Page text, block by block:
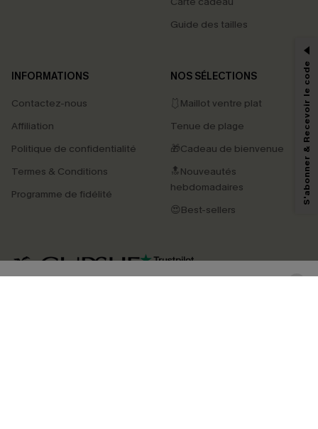
Guide des tailles
INFORMATIONS
Contactez-nous
Affiliation
Politique de confidentialité
Termes & Conditions
Programme de fidélité
NOS SÉLECTIONS
🩱Maillot ventre plat
Tenue de plage
🎁Cadeau de bienvenue
🔝Nouveautés
hebdomadaires
😍Best-sellers
4.3
PROFITEZ DE -15%
marketing (y compris du contenu généré par l'IA) de Cupshe et
pouvons utiliser les données collectées sur notre site ainsi que des
savoir si ceux-ci ont été ouverts, de mesurer votre engagement, de
personnaliser nos contenus et nos offres, et de vous recommander des
produits susceptibles de vous intéresser, conformément à notre
Politique de
. Vous pouvez vous désabonner à tout moment.
S'abonner & Recevoir le code